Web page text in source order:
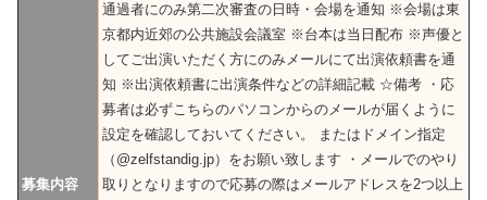
募集内容
通過者にのみ第二次審査の日時・会場を通知 ※会場は東
京都内近郊の公共施設会議室 ※台本は当日配布 ※声優と
してご出演いただく方にのみメールにて出演依頼書を通
知 ※出演依頼書に出演条件などの詳細記載 ☆備考 ・応
募者は必ずこちらのパソコンからのメールが届くように
設定を確認しておいてください。 またはドメイン指定
（@zelfstandig.jp）をお願い致します ・メールでのやり
取りとなりますので応募の際はメールアドレスを2つ以上